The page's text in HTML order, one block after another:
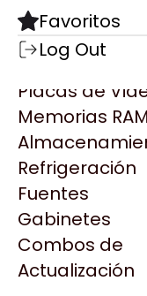
Componentes
Motherboards
Placas de
Memorias RAM
Refrigeración
Fuentes
Gabinetes
Combos de
Actualización
Todas las
AMD
AULA
Acer
Adata
AeroCool
Antec
Arkham
Asrock
Destacadas
Favoritos
Log Out
33MB LGA